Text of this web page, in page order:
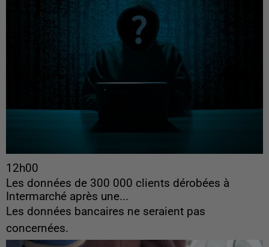
12h00
Les données de 300 000 clients dérobées à
Intermarché après une...
Les données bancaires ne seraient pas
concernées.